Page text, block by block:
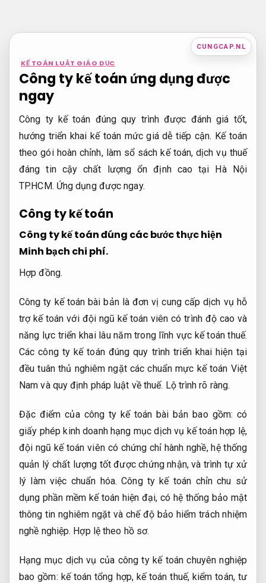
nội
CUNGCAP.NL
KẾ TOÁN LUẬT GIÁO DỤC
Công ty kế toán ứng dụng được
ngay
Công ty kế toán đúng quy trình được đánh giá tốt,
hướng triển khai kế toán mức giá dễ tiếp cận. Kế toán
theo gói hoàn chỉnh, làm sổ sách kế toán, dịch vụ thuế
đáng tin cậy chất lượng ổn định cao tại Hà Nội
TP.HCM. Ứng dụng được ngay.
Công ty kế toán
Công ty kế toán đúng các bước thực hiện
Minh bạch chi phí.
Hợp đồng.
Công ty kế toán bài bản là đơn vị cung cấp dịch vụ hỗ
trợ kế toán với đội ngũ kế toán viên có trình độ cao và
năng lực triển khai lâu năm trong lĩnh vực kế toán thuế.
Các công ty kế toán đúng quy trình triển khai hiện tại
đều tuân thủ nghiêm ngặt các chuẩn mực kế toán Việt
Nam và quy định pháp luật về thuế. Lộ trình rõ ràng.
Đặc điểm của công ty kế toán bài bản bao gồm: có
giấy phép kinh doanh hạng mục dịch vụ kế toán hợp lệ,
đội ngũ kế toán viên có chứng chỉ hành nghề, hệ thống
quản lý chất lượng tốt được chứng nhận, và trình tự xử
lý làm việc chuẩn hóa. Công ty kế toán chỉn chu sử
dụng phần mềm kế toán hiện đại, có hệ thống bảo mật
thông tin nghiêm ngặt và chế độ bảo hiểm trách nhiệm
nghề nghiệp. Hợp lệ theo hồ sơ.
Hạng mục dịch vụ của công ty kế toán chuyên nghiệp
bao gồm: kế toán tổng hợp, kế toán thuế, kiểm toán, tư